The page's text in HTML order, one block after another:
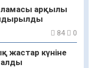
арқылы
84 0
жастар күніне
алды